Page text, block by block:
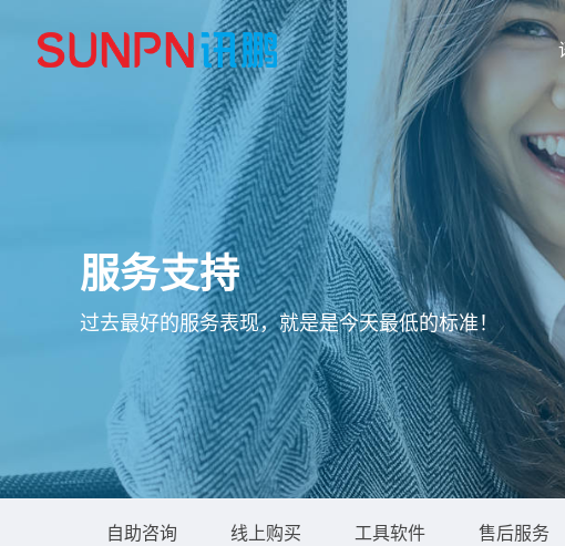
服务支持
过去最好的服务表现，就是是今天最低的标准！
自助咨询 线上购买 工具软件 售后服务